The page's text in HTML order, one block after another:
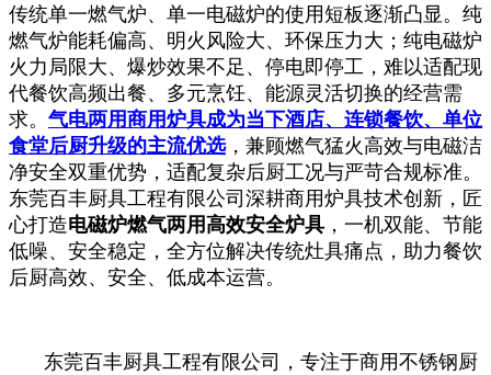
传统单一燃气炉、单一电磁炉的使用短板逐渐凸显。纯
燃气炉能耗偏高、明火风险大、环保压力大；纯电磁炉
火力局限大、爆炒效果不足、停电即停工，难以适配现
代餐饮高频出餐、多元烹饪、能源灵活切换的经营需
求。 气电两用商用炉具成为当下酒店、连锁餐饮、单位
食堂后厨升级的主流优选，兼顾燃气猛火高效与电磁洁
净安全双重优势，适配复杂后厨工况与严苛合规标准。
东莞百丰厨具工程有限公司深耕商用炉具技术创新，匠
心打造电磁炉燃气两用高效安全炉具 ，一机双能、节能
低噪、安全稳定，全方位解决传统灶具痛点，助力餐饮
后厨高效、安全、低成本运营。
东莞百丰厨具工程有限公司，专注于商用不锈钢厨